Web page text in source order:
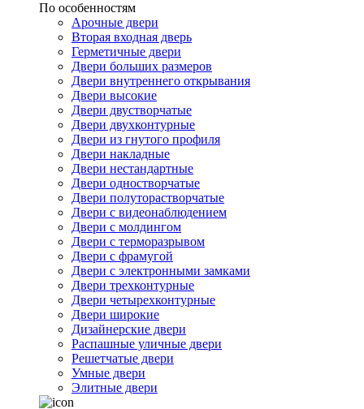
По особенностям
Арочные двери
Вторая входная дверь
Герметичные двери
Двери больших размеров
Двери внутреннего открывания
Двери высокие
Двери двустворчатые
Двери двухконтурные
Двери из гнутого профиля
Двери накладные
Двери нестандартные
Двери одностворчатые
Двери полуторастворчатые
Двери с видеонаблюдением
Двери с молдингом
Двери с терморазрывом
Двери с фрамугой
Двери с электронными замками
Двери трехконтурные
Двери четырехконтурные
Двери широкие
Дизайнерские двери
Распашные уличные двери
Решетчатые двери
Умные двери
Элитные двери